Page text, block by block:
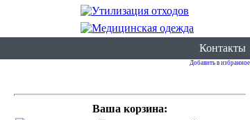
Контакты
Добавить в избранное
Ваша корзина: